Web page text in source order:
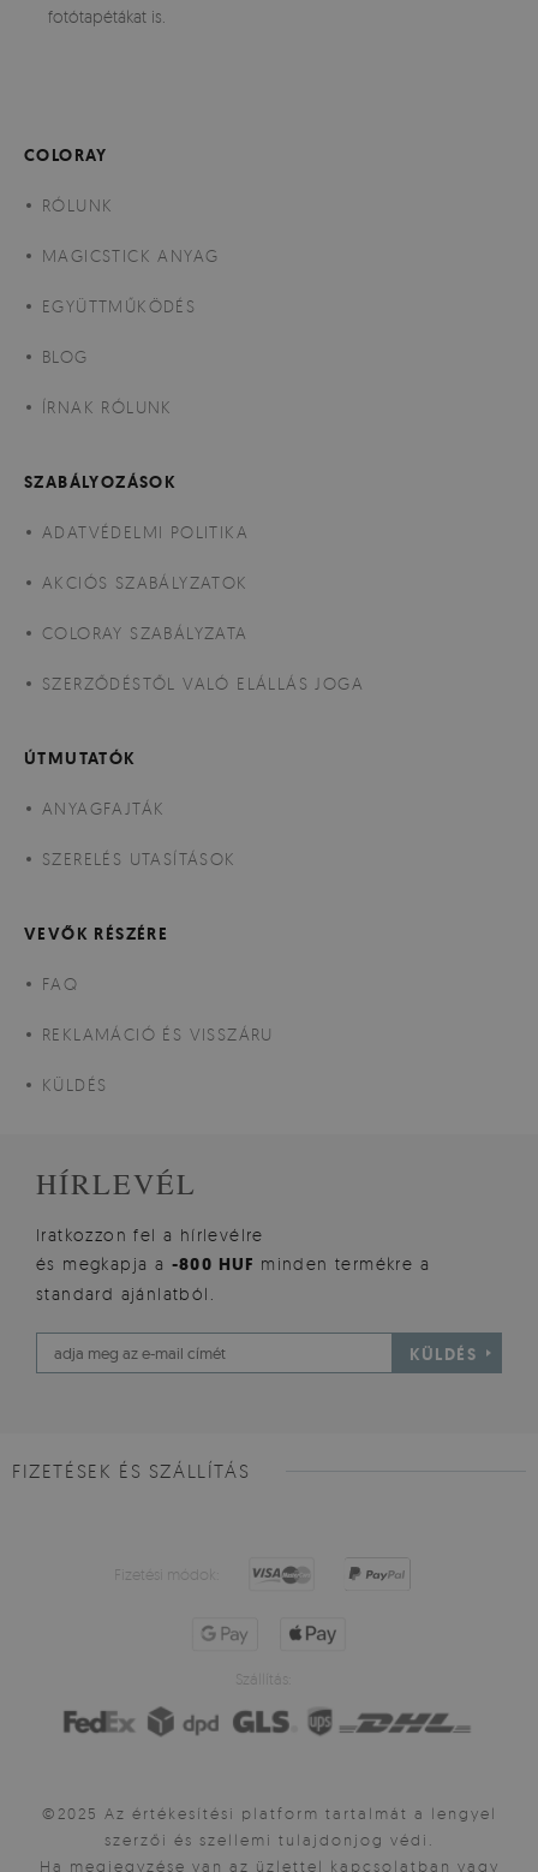
fotótapétákat is.
COLORAY
RÓLUNK
MAGICSTICK ANYAG
EGYÜTTMŰKÖDÉS
BLOG
ÍRNAK RÓLUNK
SZABÁLYOZÁSOK
ADATVÉDELMI POLITIKA
AKCIÓS SZABÁLYZATOK
COLORAY SZABÁLYZATA
SZERZŐDÉSTŐL VALÓ ELÁLLÁS JOGA
ÚTMUTATÓK
ANYAGFAJTÁK
SZERELÉS UTASÍTÁSOK
VEVŐK RÉSZÉRE
FAQ
REKLAMÁCIÓ ÉS VISSZÁRU
KÜLDÉS
HÍRLEVÉL
Iratkozzon fel a hírlevélre
és megkapja a -800 HUF minden termékre a
standard ajánlatból.
KÜLDÉS
FIZETÉSEK ÉS SZÁLLÍTÁS
Fizetési módok:
Szállítás:
©2025 Az értékesítési platform tartalmát a lengyel
szerzői és szellemi tulajdonjog védi.
Ha megjegyzése van az üzlettel kapcsolatban vagy